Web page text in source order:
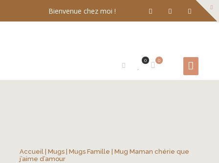
Bienvenue chez moi !
0
0
Accueil Mugs Mugs Famille | Mug Maman chérie que
j’aime d’amour